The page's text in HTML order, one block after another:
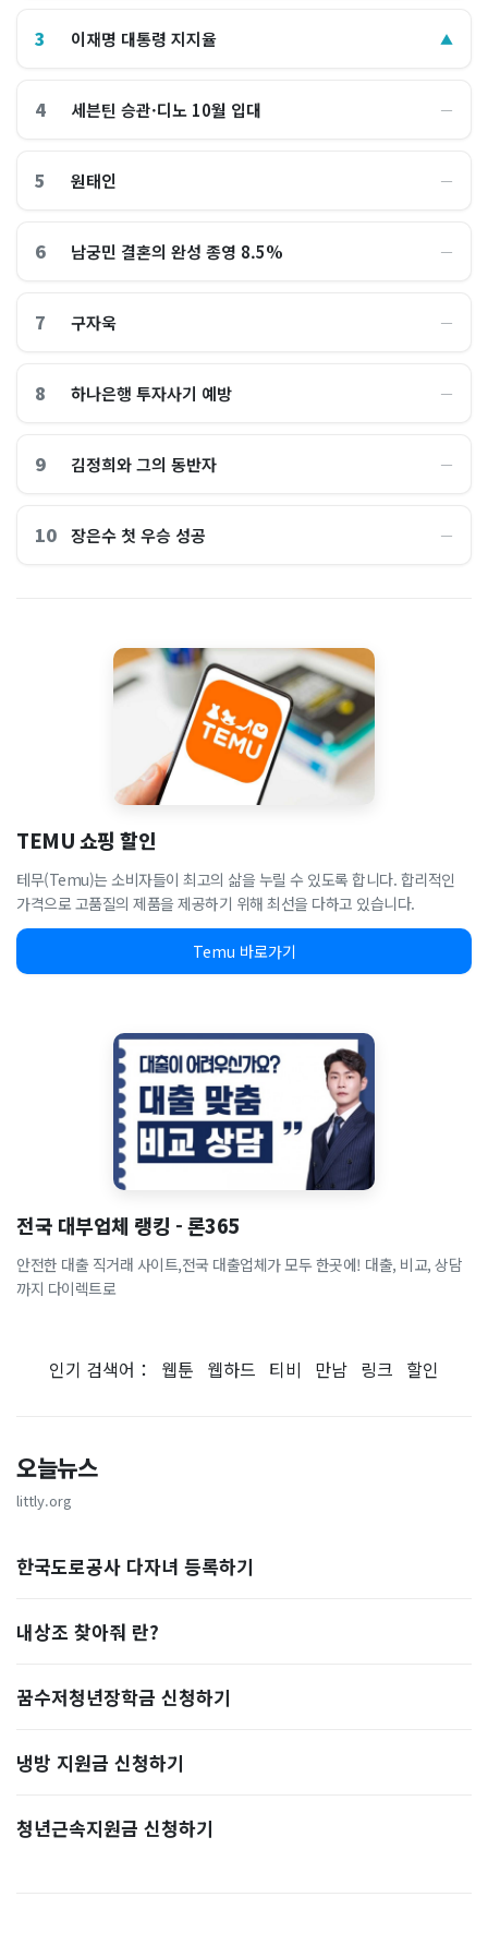
3 이재명 대통령 지지율 ▲
4 세븐틴 승관·디노 10월 입대 ―
5 원태인 ―
6 남궁민 결혼의 완성 종영 8.5% ―
7 구자욱 ―
8 하나은행 투자사기 예방 ―
9 김정희와 그의 동반자 ―
10 장은수 첫 우승 성공 ―
TEMU 쇼핑 할인
테무(Temu)는 소비자들이 최고의 삶을 누릴 수 있도록 합니다. 합리적인
가격으로 고품질의 제품을 제공하기 위해 최선을 다하고 있습니다.
Temu 바로가기
전국 대부업체 랭킹 - 론365
안전한 대출 직거래 사이트,전국 대출업체가 모두 한곳에! 대출, 비교, 상담
까지 다이렉트로
인기 검색어： 웹툰 웹하드 티비 만남 링크 할인
오늘뉴스
littly.org
한국도로공사 다자녀 등록하기
내상조 찾아줘 란?
꿈수저청년장학금 신청하기
냉방 지원금 신청하기
청년근속지원금 신청하기